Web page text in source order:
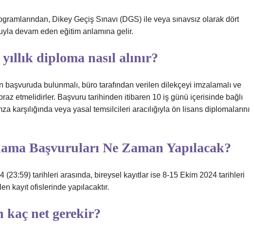
Dikey Geçiş Sınavı (DGS) ile veya sınavsız olarak dört
devam eden eğitim anlamına gelir.
diploma nasıl alınır?
başvuruda bulunmalı, büro tarafından verilen dilekçeyi imzalamalı ve
etmelidirler. Başvuru tarihinden itibaren 10 iş günü içerisinde bağlı
karşılığında veya yasal temsilcileri aracılığıyla ön lisans diplomalarını
Başvuruları Ne Zaman Yapılacak?
(23:59) tarihleri ​​arasında, bireysel kayıtlar ise 8-15 Ekim 2024 tarihleri
kayıt ofislerinde yapılacaktır.
kaç net gerekir?